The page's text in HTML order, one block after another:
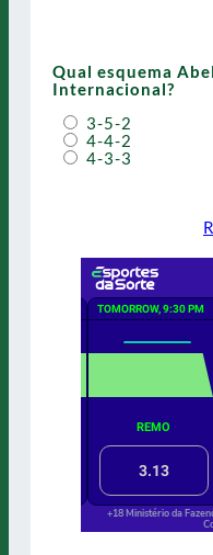
Qual esquema
Internacional?
3-5-2
4-4-2
4-3-3